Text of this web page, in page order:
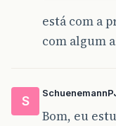
está com a
com algum
S
Bom, eu